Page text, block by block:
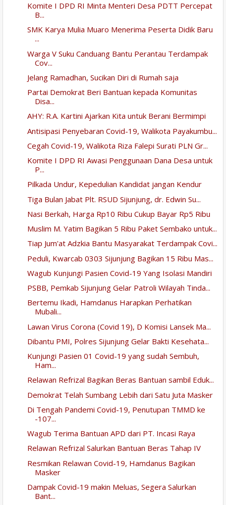
Komite I DPD RI Minta Menteri Desa PDTT Percepat
B...
SMK Karya Mulia Muaro Menerima Peserta Didik Baru
...
Warga V Suku Canduang Bantu Perantau Terdampak
Cov...
Jelang Ramadhan, Sucikan Diri di Rumah saja
Partai Demokrat Beri Bantuan kepada Komunitas
Disa...
AHY: R.A. Kartini Ajarkan Kita untuk Berani Bermimpi
Antisipasi Penyebaran Covid-19, Walikota Payakumbu...
Cegah Covid-19, Walikota Riza Falepi Surati PLN Gr...
Komite I DPD RI Awasi Penggunaan Dana Desa untuk
P...
Pilkada Undur, Kepedulian Kandidat jangan Kendur
Tiga Bulan Jabat Plt. RSUD Sijunjung, dr. Edwin Su...
Nasi Berkah, Harga Rp10 Ribu Cukup Bayar Rp5 Ribu
Muslim M. Yatim Bagikan 5 Ribu Paket Sembako untuk...
Tiap Jum'at Adzkia Bantu Masyarakat Terdampak Covi...
Peduli, Kwarcab 0303 Sijunjung Bagikan 15 Ribu Mas...
Wagub Kunjungi Pasien Covid-19 Yang Isolasi Mandiri
PSBB, Pemkab Sijunjung Gelar Patroli Wilayah Tinda...
Bertemu Ikadi, Hamdanus Harapkan Perhatikan
Mubali...
Lawan Virus Corona (Covid 19), D Komisi Lansek Ma...
Dibantu PMI, Polres Sijunjung Gelar Bakti Kesehata...
Kunjungi Pasien 01 Covid-19 yang sudah Sembuh,
Ham...
Relawan Refrizal Bagikan Beras Bantuan sambil Eduk...
Demokrat Telah Sumbang Lebih dari Satu Juta Masker
Di Tengah Pandemi Covid-19, Penutupan TMMD ke
-107...
Wagub Terima Bantuan APD dari PT. Incasi Raya
Relawan Refrizal Salurkan Bantuan Beras Tahap IV
Resmikan Relawan Covid-19, Hamdanus Bagikan
Masker
Dampak Covid-19 makin Meluas, Segera Salurkan
Bant...